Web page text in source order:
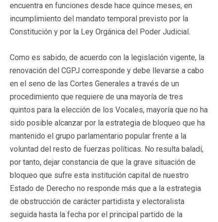
encuentra en funciones desde hace quince meses, en
incumplimiento del mandato temporal previsto por la
Constitución y por la Ley Orgánica del Poder Judicial.
Como es sabido, de acuerdo con la legislación vigente, la
renovación del CGPJ corresponde y debe llevarse a cabo
en el seno de las Cortes Generales a través de un
procedimiento que requiere de una mayoría de tres
quintos para la elección de los Vocales, mayoría que no ha
sido posible alcanzar por la estrategia de bloqueo que ha
mantenido el grupo parlamentario popular frente a la
voluntad del resto de fuerzas políticas. No resulta baladí,
por tanto, dejar constancia de que la grave situación de
bloqueo que sufre esta institución capital de nuestro
Estado de Derecho no responde más que a la estrategia
de obstrucción de carácter partidista y electoralista
seguida hasta la fecha por el principal partido de la